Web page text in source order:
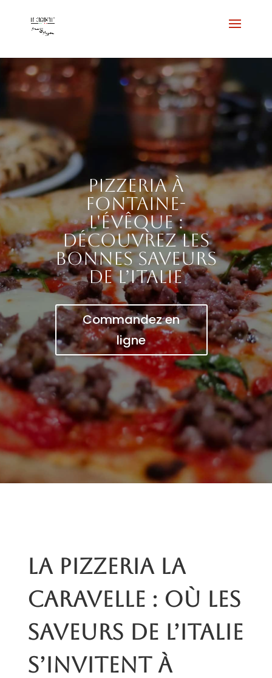
Pizzeria à
Fontaine-
l'Évêque :
découvrez les
bonnes saveurs
de l’Italie
Commandez en
ligne
La pizzeria La
Caravelle : où les
saveurs de l’Italie
s’invitent à